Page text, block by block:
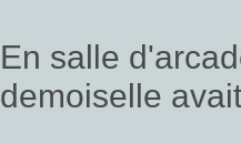
En salle
demoiselle